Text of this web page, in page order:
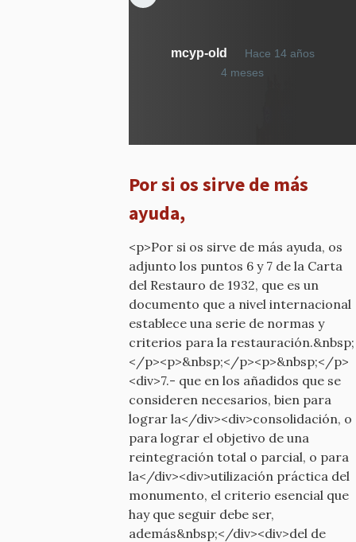
mcyp-old
Hace 14 años
4 meses
calificativo
dicho?
old
Por si os sirve de más
ayuda,
<p>Por si os sirve de más ayuda, os
adjunto los puntos 6 y 7 de la Carta
del Restauro de 1932, que es un
documento que a nivel internacional
establece una serie de normas y
criterios para la restauración.&nbsp;
</p><p>&nbsp;</p><p>&nbsp;</p>
<div>7.- que en los añadidos que se
consideren necesarios, bien para
lograr la</div><div>consolidación, o
para lograr el objetivo de una
reintegración total o parcial, o para
la</div><div>utilización práctica del
monumento, el criterio esencial que
hay que seguir debe ser,
además&nbsp;</div><div>del de